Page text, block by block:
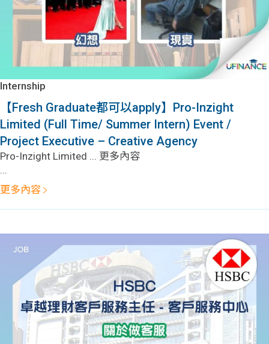
Internship
【Fresh Graduate都可以apply】Pro-Inzight
Limited (Full Time/ Summer Intern) Event /
Project Executive – Creative Agency
Pro-Inzight Limited ... 更多內容
...
更多內容